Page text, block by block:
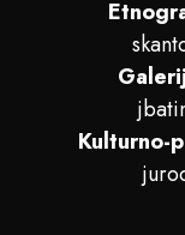
Kulturno-